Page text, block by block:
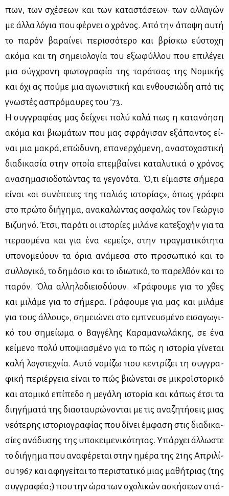
πων, των σχέ­σε­ων και των κα­τα­στά­σε­ων· των αλ­λα­γών
με άλ­λα λό­για που φέρ­νει ο χρό­νος. Από την άπο­ψη αυ­τή
το πα­ρόν βα­ραί­νει πε­ρισ­σό­τε­ρο και βρί­σκω εύ­στο­χη
ακό­μα και τη ση­μειο­λο­γία του εξω­φύλ­λου που επι­λέ­γει
μια σύγ­χρο­νη φω­το­γρα­φία της τα­ρά­τσας της Νο­μι­κής
και όχι ας πού­με μια αγω­νι­στι­κή και εν­θου­σιώ­δη από τις
γνω­στές ασπρό­μαυ­ρες του ’73.
Η συγ­γρα­φέ­ας μας δεί­χνει πο­λύ κα­λά πως η κα­τα­νό­η­ση
ακό­μα και βιω­μά­των που μας σφρά­γι­σαν εξά­πα­ντος εί­
ναι μια μα­κρά, επώ­δυ­νη, επα­νερ­χό­με­νη, ανα­στο­χα­στι­κή
δια­δι­κα­σία στην οποία επεμ­βαί­νει κα­τα­λυ­τι­κά ο χρό­νος
ανα­ση­μα­σιο­δο­τώ­ντας τα γε­γο­νό­τα. Ό,τι εί­μα­στε σή­με­ρα
εί­ναι «οι συ­νέ­πειες της πα­λιάς ιστο­ρί­ας», όπως γρά­φει
στο πρώ­το δι­ή­γη­μα, ανα­κα­λώ­ντας ασφα­λώς τον Γε­ώρ­γιο
Βι­ζυ­η­νό. Έτσι, πα­ρό­τι οι ιστο­ρί­ες μι­λά­νε κα­τε­ξο­χήν για τα
πε­ρα­σμέ­να και για ένα «εμείς», στην πραγ­μα­τι­κό­τη­τα
υπο­νο­μεύ­ουν τα όρια ανά­με­σα στο προ­σω­πι­κό και το
συλ­λο­γι­κό, το δη­μό­σιο και το ιδιω­τι­κό, το πα­ρελ­θόν και το
πα­ρόν. Όλα αλ­λη­λο­διεισ­δύ­ουν. «Γρά­φου­με για το χθες
και μι­λά­με για το σή­με­ρα. Γρά­φου­με για μας και μι­λά­με
για τους άλ­λους», ση­μειώ­νει στο εμπνευ­σμέ­νο ει­σα­γω­γι­
κό του ση­μεί­ω­μα ο Βαγ­γέ­λης Κα­ρα­μα­νω­λά­κης, σε ένα
κεί­με­νο πο­λύ υπο­ψια­σμέ­νο για το πώς η ιστο­ρία γί­νε­ται
κα­λή λο­γο­τε­χνία. Αυ­τό νο­μί­ζω που κε­ντρί­ζει τη συγ­γρα­
φι­κή πε­ριέρ­γεια εί­ναι το πώς βιώ­νε­ται σε μι­κροϊ­στο­ρι­κό
και ατο­μι­κό επί­πε­δο η με­γά­λη ιστο­ρία και κά­πως έτσι τα
δι­η­γή­μα­τά της δια­σταυ­ρώ­νο­νται με τις ανα­ζη­τή­σεις μιας
νε­ό­τε­ρης ιστο­ριο­γρα­φί­ας που δί­νει έμ­φα­ση στις δια­δι­κα­
σί­ες ανά­δυ­σης της υπο­κει­με­νι­κό­τη­τας. Υπάρ­χει άλ­λω­στε
το δι­ή­γη­μα που ανα­φέ­ρε­ται στην ημέ­ρα της 21ης Απρι­λί­
ου 1967 και αφη­γεί­ται το πε­ρι­στα­τι­κό μιας μα­θή­τριας (της
συγ­γρα­φέα;) που την ώρα των σχο­λι­κών ασκή­σε­ων σπά­